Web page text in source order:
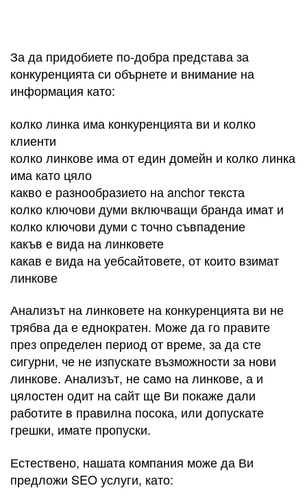
За да придобиете по-добра представа за
конкуренцията си обърнете и внимание на
информация като:
колко линка има конкуренцията ви и колко
клиенти
колко линкове има от един домейн и колко линка
има като цяло
какво е разнообразието на anchor текста
колко ключови думи включващи бранда имат и
колко ключови думи с точно съвпадение
какъв е вида на линковете
какав е вида на уебсайтовете, от които взимат
линкове
Анализът на линковете на конкуренцията ви не
трябва да е еднократен. Може да го правите
през определен период от време, за да сте
сигурни, че не изпускате възможности за нови
линкове. Анализът, не само на линкове, а и
цялостен одит на сайт ще Ви покаже дали
работите в правилна посока, или допускате
грешки, имате пропуски.
Естествено, нашата компания може да Ви
предложи SEO услуги, като: